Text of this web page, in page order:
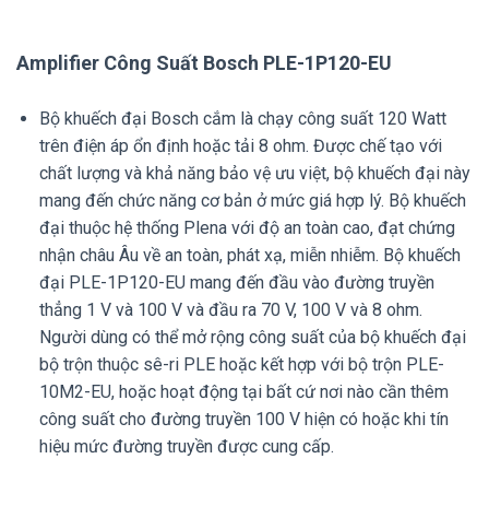
Amplifier Công Suất Bosch PLE-1P120-EU
Bộ khuếch đại Bosch cắm là chạy công suất 120 Watt
trên điện áp ổn định hoặc tải 8 ohm. Được chế tạo với
chất lượng và khả năng bảo vệ ưu việt, bộ khuếch đại này
mang đến chức năng cơ bản ở mức giá hợp lý. Bộ khuếch
đại thuộc hệ thống Plena với độ an toàn cao, đạt chứng
nhận châu Âu về an toàn, phát xạ, miễn nhiễm. Bộ khuếch
đại PLE-1P120-EU mang đến đầu vào đường truyền
thẳng 1 V và 100 V và đầu ra 70 V, 100 V và 8 ohm.
Người dùng có thể mở rộng công suất của bộ khuếch đại
bộ trộn thuộc sê-ri PLE hoặc kết hợp với bộ trộn PLE-
10M2-EU, hoặc hoạt động tại bất cứ nơi nào cần thêm
công suất cho đường truyền 100 V hiện có hoặc khi tín
hiệu mức đường truyền được cung cấp.